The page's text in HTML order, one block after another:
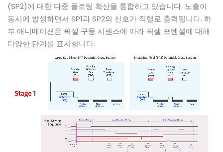
(SP2)에 대한 다중 플로팅 확산을 통합하고 있습니다. 노출이
동시에 발생하면서 SP1과 SP2의 신호가 직렬로 출력됩니다. 하
부 애니메이션은 픽셀 구동 시퀀스에 따라 픽셀 포텐셜에 대해
다양한 단계를 표시합니다.